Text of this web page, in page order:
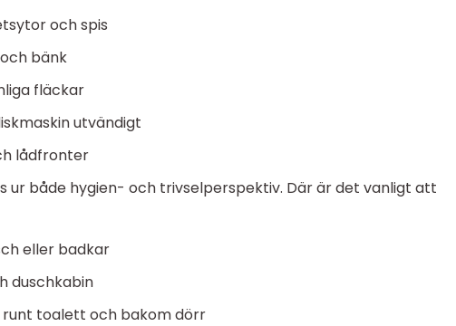
och spis
bänk
fläckar
utvändigt
lådfronter
ur både hygien- och trivselperspektiv. Där är det vanligt att
eller badkar
duschkabin
runt toalett och bakom dörr